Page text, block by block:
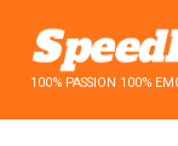
contenu100% PASSION 100%